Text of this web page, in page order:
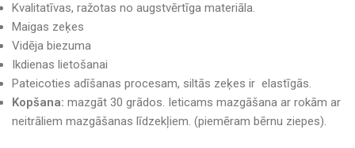
Kvalitatīvas, ražotas no augstvērtīga materiāla.
Maigas zeķes
Vidēja biezuma
Ikdienas lietošanai
Pateicoties adīšanas procesam, siltās zeķes ir elastīgās.
Kopšana: mazgāt 30 grādos. Ieticams mazgāšana ar rokām ar
neitrāliem mazgāšanas līdzekļiem. (piemēram bērnu ziepes).